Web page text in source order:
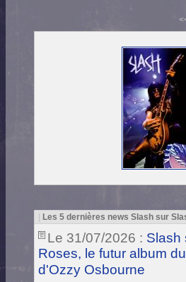
Les 5 dernières news Slash sur
Le 31/07/2026 : Slash
Roses, le futur album
d'Ozzy Osbourne